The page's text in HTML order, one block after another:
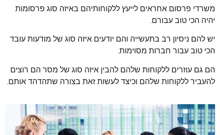
משרדי פרסום אחראים לייעץ ללקוחותיהם באיזה סוג פרסומות
יהיה הכי טוב עבורם.
יש להם ניסיון רב בתעשייה והם יודעים איזה סוג של מודעות עובד
הכי טוב עבור חברות מסוימות.
הם גם עוזרים ללקוחות שלהם להבין איזה סוג של מסר הם רוצים
להעביר ללקוחות שלהם וכיצד לעשות זאת בצורה שתהדהד אותם.